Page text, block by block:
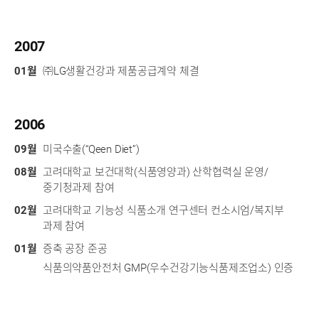
2007
01월 ㈜LG생활건강과 제품공급계약 체결
2006
09월 미국수출(“Qeen Diet”)
08월 고려대학교 보건대학(식품영양과) 산학협력실 운영/
중기청과제 참여
02월 고려대학교 기능성 식품소개 연구센터 컨소시엄/복지부
과제 참여
01월 증축 공장 준공
식품의약품안전처 GMP(우수건강기능식품제조업소) 인증